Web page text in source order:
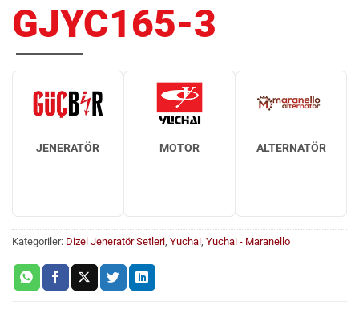
GJYC165-3
JENERATÖR MOTOR ALTERNATÖR
Kategoriler: Dizel Jeneratör Setleri, Yuchai, Yuchai - Maranello